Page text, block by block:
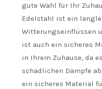
gute Wahl für Ihr
Edelstahl ist ein
Witterungseinflüssen
ist auch ein sicheres
in Ihrem Zuhause, da
schädlichen Dämpfe
ein sicheres Material